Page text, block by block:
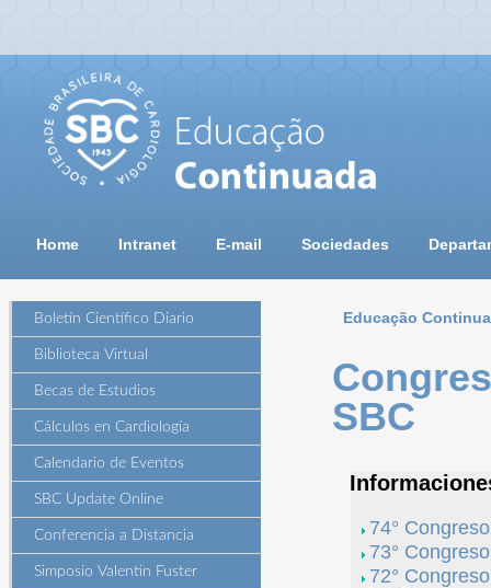
Home Intranet E-mail Sociedades
Boletín Científico Diario
Biblioteca Virtual
Becas de Estudios
Cálculos en Cardiología
Calendario de Eventos
SBC Update Online
Conferencia a Distancia
Simposio Valentin Fuster
Educação
SBC
74°
73°
72°